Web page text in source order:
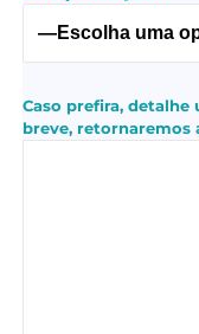
Caso prefira, detalhe
breve, retornaremos